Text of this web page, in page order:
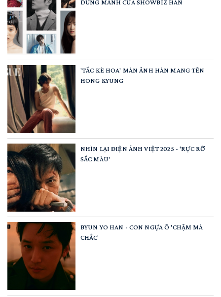
DŨNG MÃNH CỦA SHOWBIZ HÀN
'TẮC KÈ HOA' MÀN ẢNH HÀN MANG TÊN
HONG KYUNG
NHÌN LẠI ĐIỆN ẢNH VIỆT 2025 - 'RỰC RỠ
SẮC MÀU'
BYUN YO HAN - CON NGỰA Ô 'CHẬM MÀ
CHẮC'